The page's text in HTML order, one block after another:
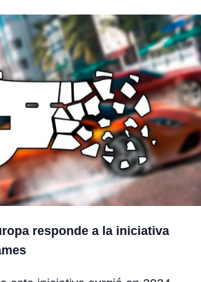
responde a la iniciativa